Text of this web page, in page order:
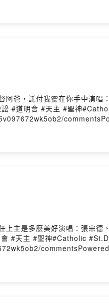
爸，託付我靈在你手中演唱
訟 #道明會 #天主 #聖神
主是多麼美好演唱：張宗德
會 #天主 #聖神#Catholic